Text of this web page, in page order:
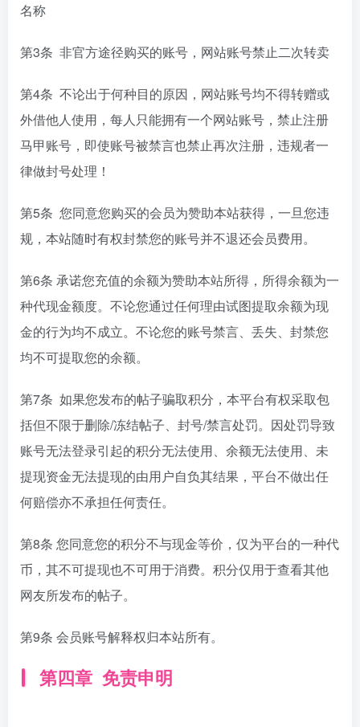
名称
第3条 非官方途径购买的账号，网站账号禁止二次转卖
第4条 不论出于何种目的原因，网站账号均不得转赠或
外借他人使用，每人只能拥有一个网站账号，禁止注册
马甲账号，即使账号被禁言也禁止再次注册，违规者一
律做封号处理！
第5条 您同意您购买的会员为赞助本站获得，一旦您违
规，本站随时有权封禁您的账号并不退还会员费用。
第6条 承诺您充值的余额为赞助本站所得，所得余额为一
种代现金额度。不论您通过任何理由试图提取余额为现
金的行为均不成立。不论您的账号禁言、丢失、封禁您
均不可提取您的余额。
第7条 如果您发布的帖子骗取积分，本平台有权采取包
括但不限于删除/冻结帖子、封号/禁言处罚。因处罚导致
账号无法登录引起的积分无法使用、余额无法使用、未
提现资金无法提现的由用户自负其结果，平台不做出任
何赔偿亦不承担任何责任。
第8条 您同意您的积分不与现金等价，仅为平台的一种代
币，其不可提现也不可用于消费。积分仅用于查看其他
网友所发布的帖子。
第9条 会员账号解释权归本站所有。
第四章 免责申明